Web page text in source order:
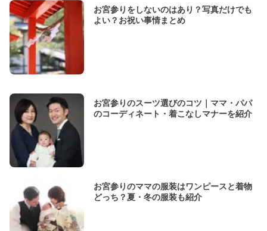
お宮参りをしないのはあり？写真だけでも
よい？お祝い事情まとめ
お宮参りのスーツ選びのコツ｜ママ・パパ
のコーディネート・着こなしマナーを紹介
お宮参りのママの服装はワンピースと着物
どっち？夏・冬の服装も紹介